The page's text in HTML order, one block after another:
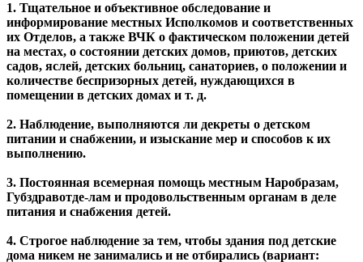
1. Тщательное и объективное обследование и
информирование местных Исполкомов и соответственных
их Отделов, а также ВЧК о фактическом положении детей
на местах, о состоянии детских домов, приютов, детских
садов, яслей, детских больниц, санаториев, о положении и
количестве беспризорных детей, нуждающихся в
помещении в детских домах и т. д.
2. Наблюдение, выполняются ли декреты о детском
питании и снабжении, и изыскание мер и способов к их
выполнению.
3. Постоянная всемерная помощь местным Наробразам,
Губздравотде-лам и продовольственным органам в деле
питания и снабжения детей.
4. Строгое наблюдение за тем, чтобы здания под детские
дома никем не занимались и не отбирались (вариант: